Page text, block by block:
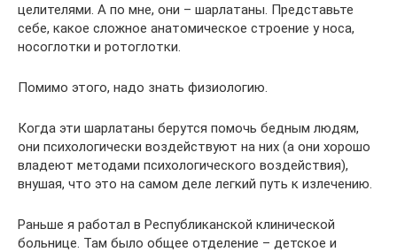
целителями. А по мне, они – шарлатаны. Представьте
себе, какое сложное анатомическое строение у носа,
носоглотки и ротоглотки.
Помимо этого, надо знать физиологию.
Когда эти шарлатаны берутся помочь бедным людям,
они психологически воздействуют на них (а они хорошо
владеют методами психологического воздействия),
внушая, что это на самом деле легкий путь к излечению.
Раньше я работал в Республиканской клинической
больнице. Там было общее отделение – детское и